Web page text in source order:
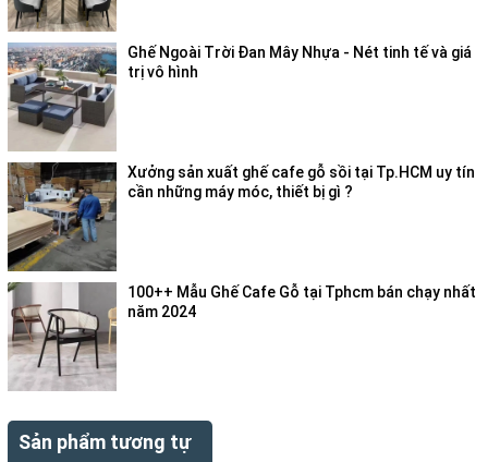
Ghế Ngoài Trời Đan Mây Nhựa - Nét tinh tế và giá
trị vô hình
Xưởng sản xuất ghế cafe gỗ sồi tại Tp.HCM uy tín
cần những máy móc, thiết bị gì ?
100++ Mẫu Ghế Cafe Gỗ tại Tphcm bán chạy nhất
năm 2024
Sản phẩm tương tự